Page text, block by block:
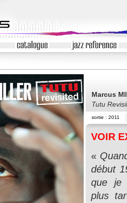
Marcus
Tutu
sortie : 2011
VOIR
«
début
que je
plus